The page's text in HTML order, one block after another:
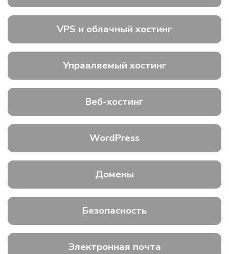
VPS и облачный хостинг
Управляемый хостинг
Веб-хостинг
WordPress
Домены
Безопасность
Электронная почта